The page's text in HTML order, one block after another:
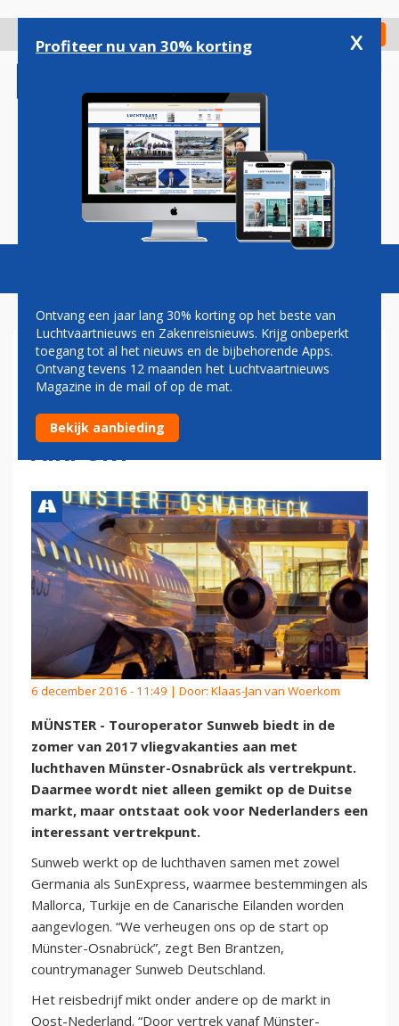
gaan
Check in
Magazine Podcasts Vacatures
SUNWEB LOKT
NEDERLANDERS NAAR
MÜNSTER-OSNABRÜCK
AIRPORT
6 december 2016 - 11:49 | Door: Klaas-Jan van Woerkom
MÜNSTER - Touroperator Sunweb biedt in de
zomer van 2017 vliegvakanties aan met
luchthaven Münster-Osnabrück als vertrekpunt.
Daarmee wordt niet alleen gemikt op de Duitse
markt, maar ontstaat ook voor Nederlanders een
interessant vertrekpunt.
Sunweb werkt op de luchthaven samen met zowel
Germania als SunExpress, waarmee bestemmingen als
Mallorca, Turkije en de Canarische Eilanden worden
aangevlogen. “We verheugen ons op de start op
Münster-Osnabrück”, zegt Ben Brantzen,
countrymanager Sunweb Deutschland.
Het reisbedrijf mikt onder andere op de markt in
Oost-Nederland. “Door vertrek vanaf Münster-
Profiteer nu van 30% korting x
Ontvang een jaar lang 30% korting op het beste van
Luchtvaartnieuws en Zakenreisnieuws. Krijg onbeperkt
toegang tot al het nieuws en de bijbehorende Apps.
Ontvang tevens 12 maanden het Luchtvaartnieuws
Magazine in de mail of op de mat.
Bekijk aanbieding